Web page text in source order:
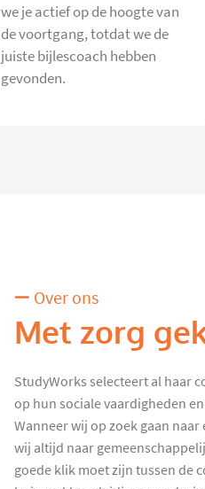
we je actief op de hoogte van
de voortgang, totdat we de
juiste bijlescoach hebben
gevonden.
Over ons
Met zorg
StudyWorks selecteert al haar
op hun sociale vaardigheden
Wanneer wij op zoek gaan
wij altijd naar
goede klik moet zijn tussen de